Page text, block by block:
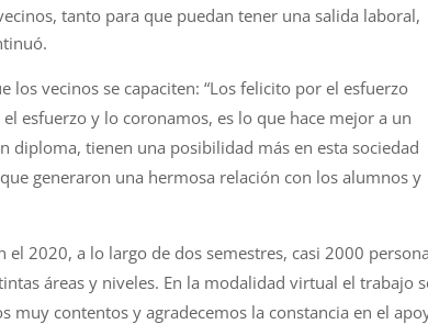
tanto para que puedan tener una salida laboral,
vecinos se capaciten: “Los felicito por el esfuerzo
esfuerzo y lo coronamos, es lo que hace mejor a un
diploma, tienen una posibilidad más en esta sociedad
generaron una hermosa relación con los alumnos y
el 2020, a lo largo de dos semestres, casi 2000
áreas y niveles. En la modalidad virtual el trabajo
muy contentos y agradecemos la constancia en el